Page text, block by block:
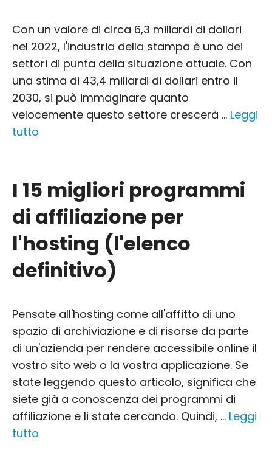
Con un valore di circa 6,3 miliardi di dollari
nel 2022, l'industria della stampa è uno dei
settori di punta della situazione attuale. Con
una stima di 43,4 miliardi di dollari entro il
2030, si può immaginare quanto
velocemente questo settore crescerà ... Leggi
tutto
I 15 migliori programmi
di affiliazione per
l'hosting (l'elenco
definitivo)
Pensate all'hosting come all'affitto di uno
spazio di archiviazione e di risorse da parte
di un'azienda per rendere accessibile online il
vostro sito web o la vostra applicazione. Se
state leggendo questo articolo, significa che
siete già a conoscenza dei programmi di
affiliazione e li state cercando. Quindi, ... Leggi
tutto